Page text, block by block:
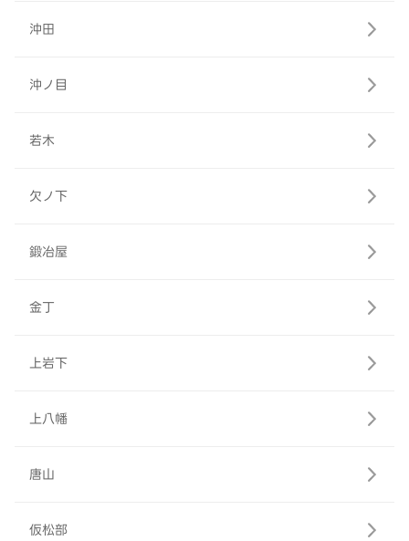
沖田
沖ノ目
若木
欠ノ下
鍛冶屋
金丁
上岩下
上八幡
唐山
仮松部